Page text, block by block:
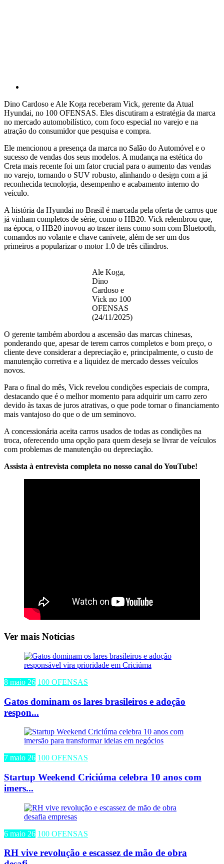
Dino Cardoso e Ale Koga receberam Vick, gerente da Atual
Hyundai, no 100 OFENSAS. Eles discutiram a estratégia da marca
no mercado automobilístico, com foco especial no varejo e na
atração do consumidor que pesquisa e compra.
Ele mencionou a presença da marca no Salão do Automóvel e o
sucesso de vendas dos seus modelos. A mudança na estética do
Creta mais recente foi um fator crucial para o aumento das vendas
no varejo, tornando o SUV robusto, alinhando o design com a já
reconhecida tecnologia, desempenho e acabamento interno do
veículo.
A história da Hyundai no Brasil é marcada pela oferta de carros que
já vinham completos de série, como o HB20. Vick relembrou que,
na época, o HB20 inovou ao trazer itens como som com Bluetooth,
comandos no volante e chave canivete, além de ser um dos
primeiros a popularizar o motor 1.0 de três cilindros.
Ale Koga,
Dino
Cardoso e
Vick no 100
OFENSAS
(24/11/2025)
O gerente também abordou a ascensão das marcas chinesas,
ponderando que, apesar de terem carros completos e bom preço, o
cliente deve considerar a depreciação e, principalmente, o custo de
manutenção corretiva e a liquidez de mercado desses veículos
novos.
Para o final do mês, Vick revelou condições especiais de compra,
destacando que é o melhor momento para adquirir um carro zero
devido às taxas de juros atrativas, o que pode tornar o financiamento
mais vantajoso do que o de um seminovo.
A concessionária aceita carros usados de todas as condições na
troca, oferecendo uma opção para quem deseja se livrar de veículos
com problemas de manutenção ou depreciação.
Assista à entrevista completa no nosso canal do YouTube!
Ver mais Notícias
8 maio 26 100 OFENSAS
Gatos dominam os lares brasileiros e adoção
respon...
7 maio 26 100 OFENSAS
Startup Weekend Criciúma celebra 10 anos com
imers...
6 maio 26 100 OFENSAS
RH vive revolução e escassez de mão de obra